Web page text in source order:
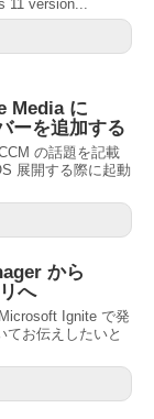
11 version...
Media に
ーを追加する
の話題を記載
展開する際に起動
から
へ
Ignite で発
てお伝えしたいと